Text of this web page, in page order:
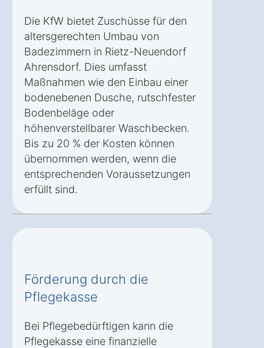
Die KfW bietet Zuschüsse für den
altersgerechten Umbau von
Badezimmern in Rietz-Neuendorf
Ahrensdorf. Dies umfasst
Maßnahmen wie den Einbau einer
bodenebenen Dusche, rutschfester
Bodenbeläge oder
höhenverstellbarer Waschbecken.
Bis zu 20 % der Kosten können
übernommen werden, wenn die
entsprechenden Voraussetzungen
erfüllt sind.
Förderung durch die
Pflegekasse
Bei Pflegebedürftigen kann die
Pflegekasse eine finanzielle